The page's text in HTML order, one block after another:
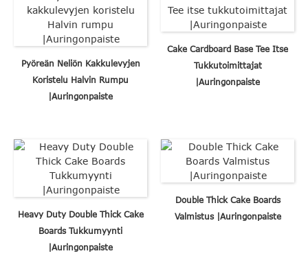
Pyöreän Neliön Kakkulevyjen
Koristelu Halvin Rumpu
|Auringonpaiste
Cake Cardboard Base Tee Itse
Tukkutoimittajat
|Auringonpaiste
Heavy Duty Double Thick Cake
Boards Tukkumyynti
|Auringonpaiste
Double Thick Cake Boards
Valmistus |Auringonpaiste